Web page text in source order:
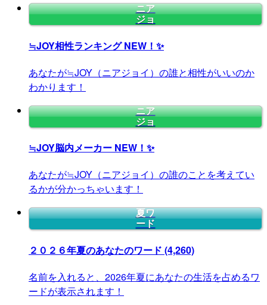
ニア
ジョ
≒JOY相性ランキングNEW！✨
あなたが≒JOY（ニアジョイ）の誰と相性がいいのか
わかります！
ニア
ジョ
≒JOY脳内メーカー NEW！✨
あなたが≒JOY（ニアジョイ）の誰のことを考えてい
るかが分かっちゃいます！
夏ワ
ード
２０２６年夏のあなたのワード (4,260)
名前を入れると、2026年夏にあなたの生活を占めるワ
ードが表示されます！